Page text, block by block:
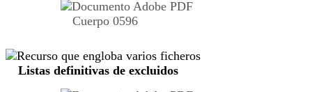
Cuerpo 0596
Listas definitivas de excluidos